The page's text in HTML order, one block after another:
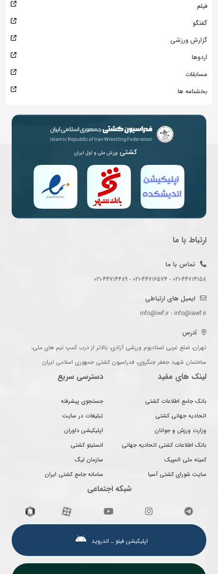
فیلم
گفتگو
گزارش ورزشی
اردوها
مسابقات
بخشنامه ها
کشتی ورزش ملی و اول ایران
ارتباط با ما
تماس با ما
021-44714158 - 021-44716574 - 021-44714489
ایمیل های ارتباطی
info@iwf.ir - info@iawf.ir
آدرس
تهران، ضلع غربی استادیوم ورزشی آزادی، بالاتر از درب کمپ تیم های ملی،
ساختمان شهید جعفر جنگروی، فدراسیون کشتی جمهوری اسلامی ایران
لینک های مفید
بانک جامع اطلاعات کشتی
اتحادیه جهانی کشتی
وزارت ورزش و جوانان
بانک اطلاعات کشتی اتحادیه جهانی
کمیته ملی المپیک
سایت شورای کشتی آسیا
دسترسی سریع
جستجوی پیشرفته
تبلیغات در سایت
اپلیکیشن داوران
انستیتو کشتی
سازمان لیگ
سامانه جامع کشتی ایران
شبکه اجتماعی
اپلیکیشن فیتو ـ اندروید